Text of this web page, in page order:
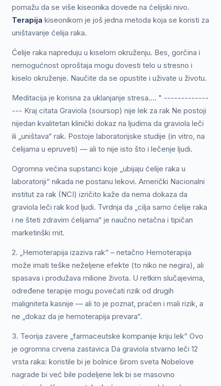
pomažu da se više kiseonika dovede na ćelijski nivo.
Terapija kiseonikom je još jedna metoda koja se koristi za
uništavanje ćelija raka.
Ćelije raka napreduju u kiselom okruženju. Bes, gorčina i
nemogućnost oproštaja mogu dovesti telo u stresno i
kiselo okruženje. Naučite da se opustite i uživate u životu.
Meditacija je korisna za uklanjanje stresa.... " -------------
--- Kraj citata Graviola (soursop) nije lek za rak Ne postoji
nijedan kvalitetan klinički dokaz na ljudima da graviola leči
ili „uništava“ rak. Postoje laboratorijske studije (in vitro, na
ćelijama u epruveti) — ali to nije isto što i lečenje ljudi.
Ogromna većina supstanci koje „ubijaju ćelije raka u
laboratoriji“ nikada ne postanu lekovi. Američki Nacionalni
institut za rak (NCI) izričito kaže da nema dokaza da
graviola leči rak kod ljudi. Tvrdnja da „cilja samo ćelije raka
i ne šteti zdravim ćelijama“ je naučno netačna i tipičan
marketinški mit.
2. „Hemoterapija izaziva rak“ – netačno Hemoterapija
može imati teške neželjene efekte (to niko ne negira), ali
spasava i produžava milione života. U retkim slučajevima,
određene terapije mogu povećati rizik od drugih
maligniteta kasnije — ali to je poznat, praćen i mali rizik, a
ne „dokaz da je hemoterapija prevara“.
3. Teorija zavere „farmaceutske kompanije kriju lek“ Ovo
je ogromna crvena zastavica Da graviola stvarno leči 12
vrsta raka: koristile bi je bolnice širom sveta Nobelove
nagrade bi već bile podeljene lek bi se masovno